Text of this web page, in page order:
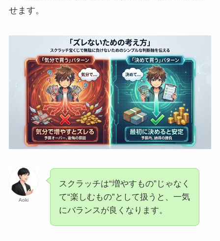
せます。
Aoki
スクラッチは“増やすもの”じゃなく
て“楽しむもの”として扱うと、一気
にバランスが良くなります。